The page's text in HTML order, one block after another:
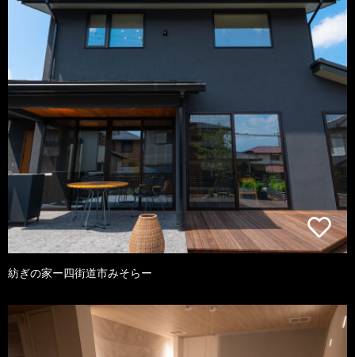
紡ぎの家ー四街道市みそらー